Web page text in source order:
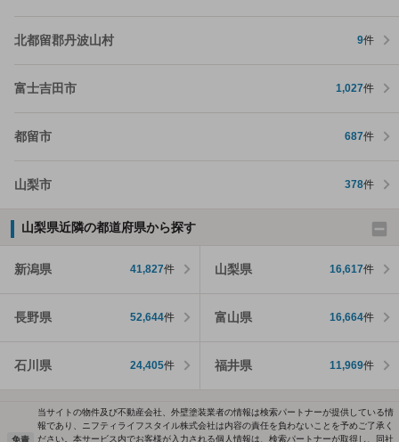
北都留郡丹波山村 9件
富士吉田市 1,027件
都留市 687件
山梨市 378件
山梨県近隣の都道府県から探す
新潟県 41,827件 山梨県 16,617件
長野県 52,644件 富山県 16,664件
石川県 24,405件 福井県 11,969件
免責
当サイトの物件及び不動産会社、外壁塗装業者の情報は検索パートナーが提供している情
報であり、ニフティライフスタイル株式会社は内容の責任を負わないことを予めご了承く
ださい。本サービス内でお客様が入力される個人情報は、検索パートナーが取得し、同社